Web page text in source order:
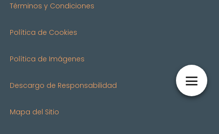
Términos y Condiciones
Política de Cookies
Política de Imágenes
Descargo de Responsabilidad
Mapa del Sitio